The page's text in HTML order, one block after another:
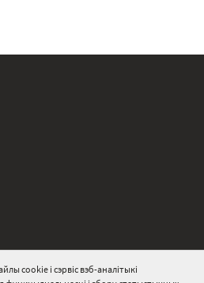
cookie і сэрвіс вэб-аналітыкі